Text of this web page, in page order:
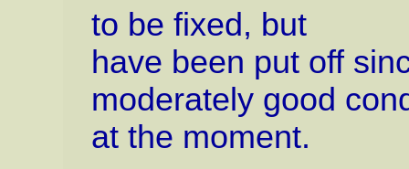
to be fixed, but
have been put off
moderately good
at the moment.